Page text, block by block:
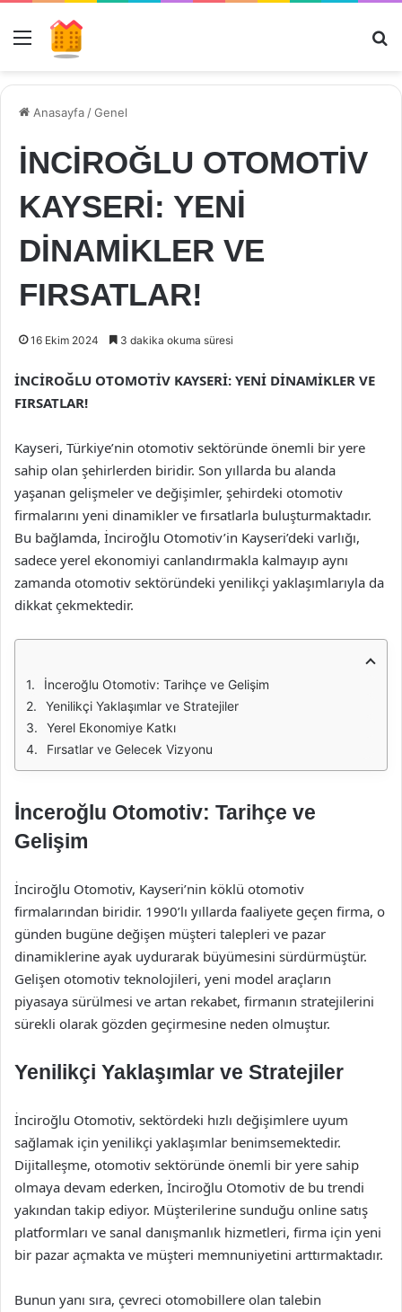
Menü
Anasayfa /Genel
İNCİROĞLU OTOMOTİV
KAYSERİ: YENİ
DİNAMİKLER VE
FIRSATLAR!
16 Ekim 2024 3 dakika okuma süresi
İNCİROĞLU OTOMOTİV KAYSERİ: YENİ DİNAMİKLER VE
FIRSATLAR!
Kayseri, Türkiye’nin otomotiv sektöründe önemli bir yere
sahip olan şehirlerden biridir. Son yıllarda bu alanda
yaşanan gelişmeler ve değişimler, şehirdeki otomotiv
firmalarını yeni dinamikler ve fırsatlarla buluşturmaktadır.
Bu bağlamda, İnciroğlu Otomotiv’in Kayseri’deki varlığı,
sadece yerel ekonomiyi canlandırmakla kalmayıp aynı
zamanda otomotiv sektöründeki yenilikçi yaklaşımlarıyla da
dikkat çekmektedir.
İnceroğlu Otomotiv: Tarihçe ve Gelişim
Yenilikçi Yaklaşımlar ve Stratejiler
Yerel Ekonomiye Katkı
Fırsatlar ve Gelecek Vizyonu
İnceroğlu Otomotiv: Tarihçe ve
Gelişim
İnciroğlu Otomotiv, Kayseri’nin köklü otomotiv
firmalarından biridir. 1990’lı yıllarda faaliyete geçen firma, o
günden bugüne değişen müşteri talepleri ve pazar
dinamiklerine ayak uydurarak büyümesini sürdürmüştür.
Gelişen otomotiv teknolojileri, yeni model araçların
piyasaya sürülmesi ve artan rekabet, firmanın stratejilerini
sürekli olarak gözden geçirmesine neden olmuştur.
Yenilikçi Yaklaşımlar ve Stratejiler
İnciroğlu Otomotiv, sektördeki hızlı değişimlere uyum
sağlamak için yenilikçi yaklaşımlar benimsemektedir.
Dijitalleşme, otomotiv sektöründe önemli bir yere sahip
olmaya devam ederken, İnciroğlu Otomotiv de bu trendi
yakından takip ediyor. Müşterilerine sunduğu online satış
platformları ve sanal danışmanlık hizmetleri, firma için yeni
bir pazar açmakta ve müşteri memnuniyetini arttırmaktadır.
Bunun yanı sıra, çevreci otomobillere olan talebin